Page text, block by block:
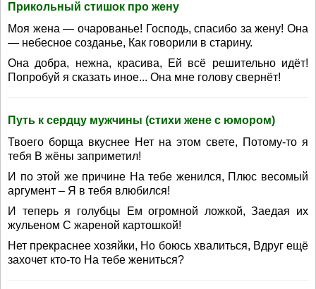
Прикольный стишок про жену
Моя жена — очарованье! Господь, спасибо за жену! Она
— небесное созданье, Как говорили в старину.
Она добра, нежна, красива, Ей всё решительно идёт!
Попробуй я сказать иное... Она мне голову свернёт!
Путь к сердцу мужчины (стихи жене с юмором)
Твоего борща вкуснее Нет на этом свете, Потому-то я
тебя В жёны заприметил!
И по этой же причине На тебе женился, Плюс весомый
аргумент – Я в тебя влюбился!
И теперь я голубцы Ем огромной ложкой, Заедая их
жульеном С жареной картошкой!
Нет прекраснее хозяйки, Но боюсь хвалиться, Вдруг ещё
захочет кто-то На тебе жениться?